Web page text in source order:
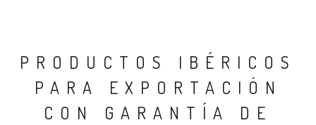
PRODUCTOS IBÉRICOS
PARA EXPORTACIÓN
CON GARANTÍA DE